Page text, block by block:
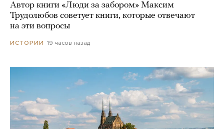
Автор книги «Люди за забором» Максим
Трудолюбов советует книги, которые отвечают
на эти вопросы
ИСТОРИИ 19 часов назад